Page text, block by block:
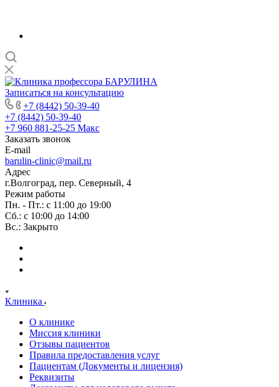
Записаться на консультацию
+7 (8442) 50-39-40
+7 (8442) 50-39-40
+7 960 881-25-25 Макс
Заказать звонок
E-mail
barulin-clinic@mail.ru
Адрес
г.Волгоград, пер. Северный, 4
Режим работы
Пн. - Пт.: с 11:00 до 19:00
Сб.: с 10:00 до 14:00
Вс.: Закрыто
Клиника
О клинике
Миссия клиники
Отзывы пациентов
Правила предоставления услуг
Пациентам (Документы и лицензия)
Реквизиты